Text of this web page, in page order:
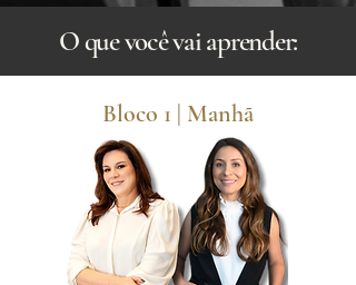
O que você vai aprender:
Bloco 1 | Manhã